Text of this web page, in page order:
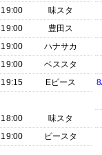
19:00
味スタ
19:00
豊田ス
19:00
ハナサカ
19:00
ベススタ
19:15
Eピース
18:00
味スタ
19:00 ピースタ